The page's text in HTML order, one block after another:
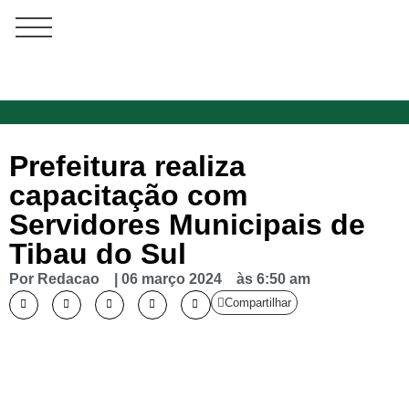
Prefeitura realiza
capacitação com
Servidores Municipais de
Tibau do Sul
Por Redacao 06 março 2024 às 6:50 am
Compartilhar